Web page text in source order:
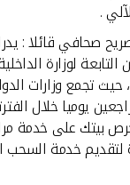
الصرف الآلي
.
صحافي قائلا :
لوزارة
تجمع وزارات
يوميا خلال
بيتك على خدمة
لتقديم خدمة السحب